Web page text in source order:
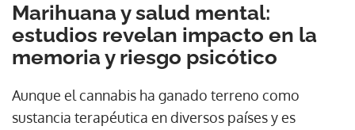
Marihuana y salud mental:
estudios revelan impacto en la
memoria y riesgo psicótico
Aunque el cannabis ha ganado terreno como
sustancia terapéutica en diversos países y es